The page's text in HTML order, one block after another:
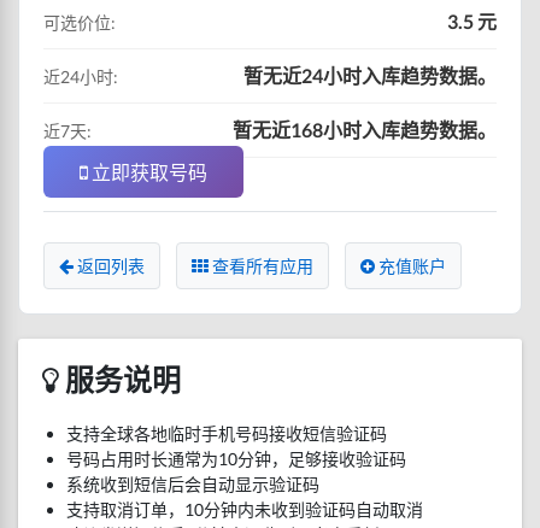
可选价位: 3.5 元
近24小时: 暂无近24小时入库趋势数据。
近7天:
暂无近168小时入库趋势数据。
立即获取号码
返回列表 查看所有应用 充值账户
服务说明
支持全球各地临时手机号码接收短信验证码
号码占用时长通常为10分钟，足够接收验证码
系统收到短信后会自动显示验证码
支持取消订单，10分钟内未收到验证码自动取消